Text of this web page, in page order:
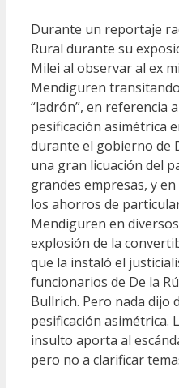
Durante un reportaje
Rural durante su
Milei al observar al ex
Mendiguren
“ladrón”, en referencia
pesificación asimétrica
durante el gobierno de
una gran licuación del
grandes empresas, y
los ahorros de
Mendiguren en
explosión de la
que la instaló el
funcionarios de De la
Bullrich. Pero nada dijo
pesificación asimétrica.
insulto aporta al
pero no a clarificar